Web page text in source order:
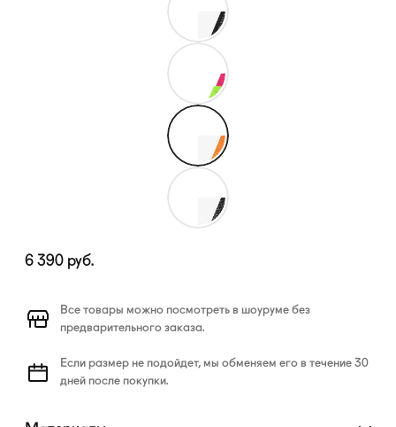
6 390 руб.
Все товары можно посмотреть в шоуруме без
предварительного заказа.
Если размер не подойдет, мы обменяем его в течение 30
дней после покупки.